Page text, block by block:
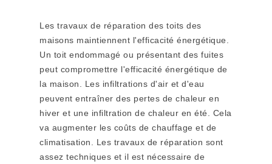
Les travaux de réparation des toits des
maisons maintiennent l'efficacité énergétique.
Un toit endommagé ou présentant des fuites
peut compromettre l'efficacité énergétique de
la maison. Les infiltrations d'air et d'eau
peuvent entraîner des pertes de chaleur en
hiver et une infiltration de chaleur en été. Cela
va augmenter les coûts de chauffage et de
climatisation. Les travaux de réparation sont
assez techniques et il est nécessaire de